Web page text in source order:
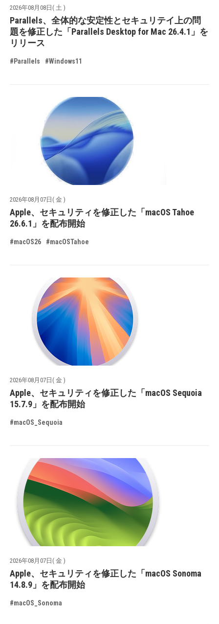
2026年08月08日( 土 )
Parallels、全体的な安定性とセキュリテイ上の問
題を修正した「Parallels Desktop for Mac 26.4.1」を
リリース
#Parallels #Windows11
2026年08月07日( 金 )
Apple、セキュリティを修正した「macOS Tahoe
26.6.1」を配布開始
#macOS26 #macOSTahoe
2026年08月07日( 金 )
Apple、セキュリティを修正した「macOS Sequoia
15.7.9」を配布開始
#macOS_Sequoia
2026年08月07日( 金 )
Apple、セキュリティを修正した「macOS Sonoma
14.8.9」を配布開始
#macOS_Sonoma